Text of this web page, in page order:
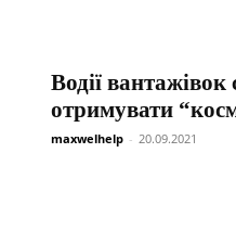
Водії вантажівок
отримувати
maxwelhelp - 20.09.2021